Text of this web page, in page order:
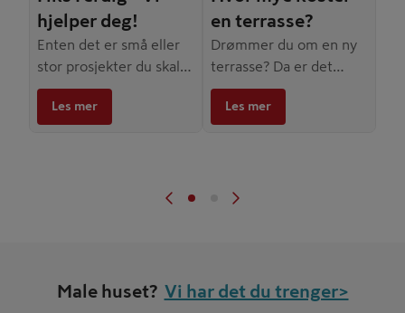
hjelper deg!
Enten det er små eller
stor prosjekter du skal i
gang med, kan du ved
kjøp av varer fra
Les mer
en terrasse?
Drømmer du om en ny
terrasse? Da er det
naturlig å lure på hva
prosjektet vil koste.
Les mer
Male huset? Vi har det du trenger>